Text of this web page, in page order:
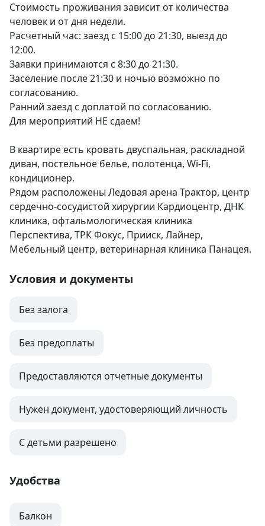
Стоимость проживания зависит от количества
человек и от дня недели.
Расчетный час: заезд с 15:00 до 21:30, выезд до
12:00.
Заявки принимаются с 8:30 до 21:30.
Заселение после 21:30 и ночью возможно по
согласованию.
Ранний заезд с доплатой по согласованию.
Для мероприятий НЕ сдаем!
В квартире есть кровать двуспальная, раскладной
диван, постельное белье, полотенца, Wi-Fi,
кондиционер.
Рядом расположены Ледовая арена Трактор, центр
сердечно-сосудистой хирургии Кардиоцентр, ДНК
клиника, офтальмологическая клиника
Перспектива, ТРК Фокус, Прииск, Лайнер,
Мебельный центр, ветеринарная клиника Панацея.
Условия и документы
Без залога
Без предоплаты
Предоставляются отчетные документы
Нужен документ, удостоверяющий личность
С детьми разрешено
Удобства
Балкон